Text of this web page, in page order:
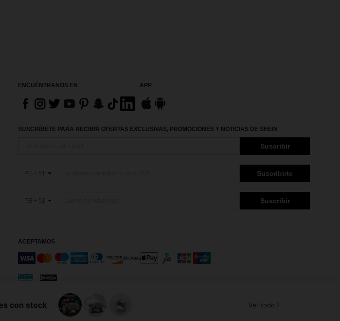
ENCUÉNTRANOS EN APP
SUSCRÍBETE PARA RECIBIR OFERTAS EXCLUSIVAS, PROMOCIONES Y NOTICIAS DE SHEIN
Suscribir
PE + 51 Suscribirte
PE + 51 Suscribir
ACEPTAMOS
con stock Ver todo